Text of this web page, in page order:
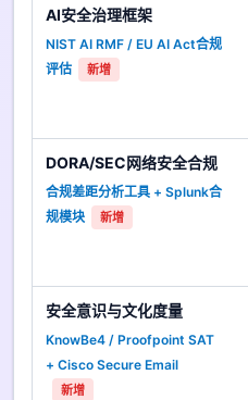
AI安全治理框架
NIST AI RMF / EU AI Act合规
评估
新增
DORA/SEC网络安全合规
合规差距分析工具 + Splunk合
规模块
新增
安全意识与文化度量
KnowBe4 / Proofpoint SAT
+ Cisco Secure Email
新增